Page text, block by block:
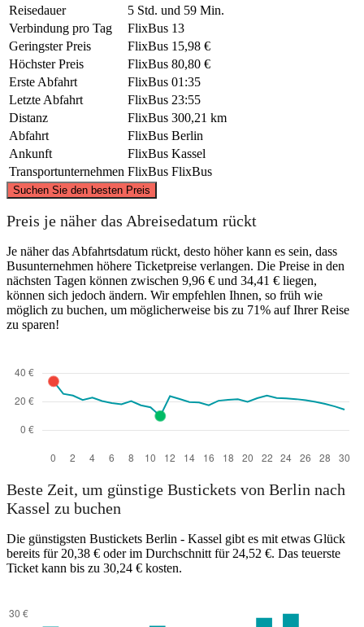
Reisedauer
5 Std. und 59 Min.
Verbindung pro Tag
FlixBus 13
Geringster Preis
FlixBus 15,98 €
Höchster Preis
FlixBus 80,80 €
Erste Abfahrt
FlixBus 01:35
Letzte Abfahrt
FlixBus 23:55
Distanz
FlixBus 300,21 km
Abfahrt
FlixBus Berlin
Ankunft
FlixBus Kassel
Transportunternehmen FlixBus FlixBus
Suchen Sie den besten Preis
©CARTO
Preis je näher das Abreisedatum rückt
Je näher das Abfahrtsdatum rückt, desto höher kann es sein, dass
Busunternehmen höhere Ticketpreise verlangen. Die Preise in den
nächsten Tagen können zwischen 9,96 € und 34,41 € liegen,
können sich jedoch ändern. Wir empfehlen Ihnen, so früh wie
möglich zu buchen, um möglicherweise bis zu 71% auf Ihrer Reise
zu sparen!
Beste Zeit, um günstige Bustickets von Berlin nach
Kassel zu buchen
Die günstigsten Bustickets Berlin - Kassel gibt es mit etwas Glück
bereits für 20,38 € oder im Durchschnitt für 24,52 €. Das teuerste
Ticket kann bis zu 30,24 € kosten.